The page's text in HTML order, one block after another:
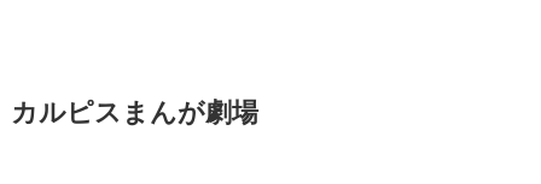
カルピスまんが劇場